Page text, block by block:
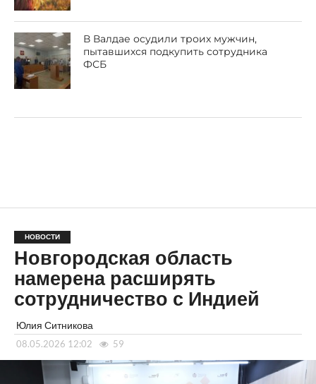
В Валдае осудили троих мужчин,
пытавшихся подкупить сотрудника
ФСБ
НОВОСТИ
Новгородская область
намерена расширять
сотрудничество с Индией
Юлия Ситникова
08.05.2026 12:02 59